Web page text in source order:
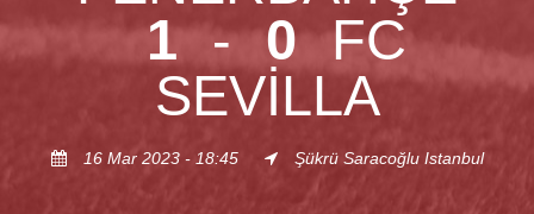
1 - 0 FC
SEVILLA
16 Mar 2023 - 18:45 Şükrü Saracoğlu Istanbul